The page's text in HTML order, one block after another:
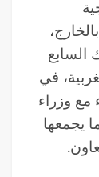
السابع
في
مع وزراء
يجمعها